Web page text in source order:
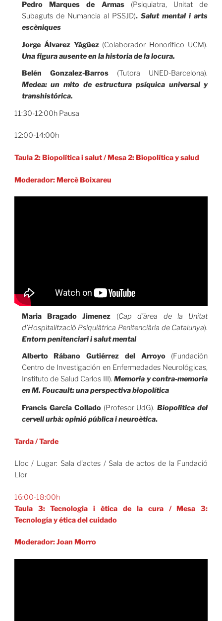
Pedro Marques de Armas(Psiquiatra, Unitat de
Subaguts de Numancia al PSSJD). Salut mental i arts
escèniques
Jorge Álvarez Yágüez(Colaborador Honorífico UCM).
Una figura ausente en la historia de la locura.
Belén Gonzalez-Barros (Tutora UNED-Barcelona).
Medea: un mito de estructura psíquica universal y
transhistórica.
11:30-12:00h Pausa
12:00-14:00h
Taula 2: Biopolítica i salut/Mesa 2: Biopolítica y salud
Moderador: Mercè Boixareu
Maria Bragado Jimenez (Cap d’àrea de la Unitat
d’Hospitalització Psiquiàtrica Penitenciària de Catalunya).
Entorn penitenciari i salut mental
Alberto Rábano Gutiérrez del Arroyo (Fundación
Centro de Investigación en Enfermedades Neurológicas,
Instituto de Salud Carlos III).Memoria y contra-memoria
en M. Foucault: una perspectiva biopolítica
Francis García Collado (Profesor UdG).Biopolítica del
cervell urbà: opinió pública i neuroètica.
Tarda/Tarde
Lloc / Lugar: Sala d’actes / Sala de actos de la Fundació
Llor
16:00-18:00h
Taula 3: Tecnologia i ètica de la cura/Mesa 3:
Tecnología y ética del cuidado
Moderador: Joan Morro